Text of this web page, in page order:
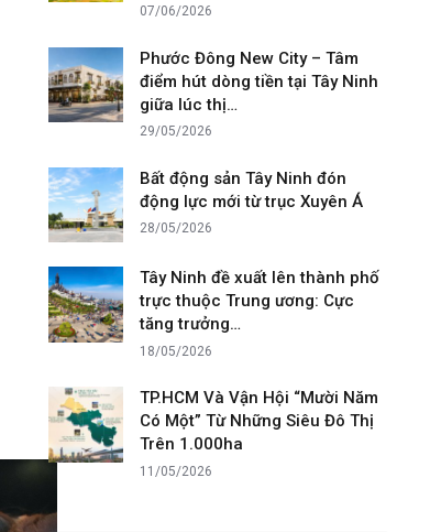
07/06/2026
Phước Đông New City – Tâm
điểm hút dòng tiền tại Tây Ninh
giữa lúc thị…
29/05/2026
Bất động sản Tây Ninh đón
động lực mới từ trục Xuyên Á
28/05/2026
Tây Ninh đề xuất lên thành phố
trực thuộc Trung ương: Cực
tăng trưởng…
18/05/2026
TP.HCM Và Vận Hội “Mười Năm
Có Một” Từ Những Siêu Đô Thị
Trên 1.000ha
11/05/2026